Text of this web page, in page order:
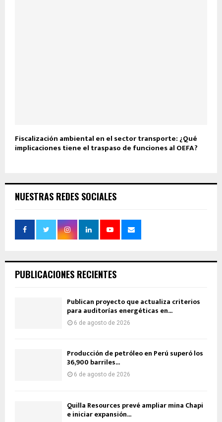
Fiscalización ambiental en el sector transporte: ¿Qué
implicaciones tiene el traspaso de funciones al OEFA?
NUESTRAS REDES SOCIALES
PUBLICACIONES RECIENTES
Publican proyecto que actualiza criterios
para auditorías energéticas en...
6 de agosto de 2026
Producción de petróleo en Perú superó los
36,900 barriles...
6 de agosto de 2026
Quilla Resources prevé ampliar mina Chapi
e iniciar expansión...